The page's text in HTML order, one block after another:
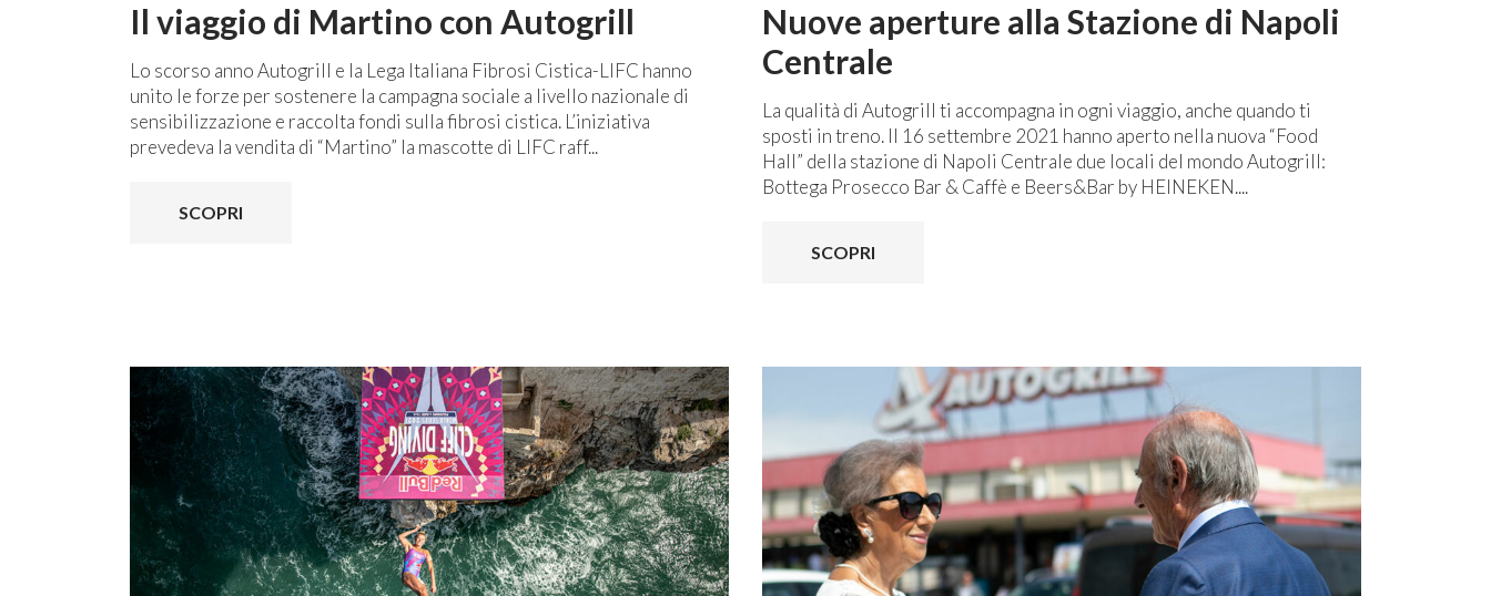
Il viaggio di Martino con Autogrill
Lo scorso anno Autogrill e la Lega Italiana Fibrosi Cistica-LIFC hanno
unito le forze per sostenere la campagna sociale a livello nazionale di
sensibilizzazione e raccolta fondi sulla fibrosi cistica. L’iniziativa
prevedeva la vendita di “Martino” la mascotte di LIFC raff...
SCOPRI
Nuove aperture alla Stazione di Napoli
Centrale
La qualità di Autogrill ti accompagna in ogni viaggio, anche quando ti
sposti in treno. Il 16 settembre 2021 hanno aperto nella nuova “Food
Hall” della stazione di Napoli Centrale due locali del mondo Autogrill:
Bottega Prosecco Bar & Caffè e Beers&Bar by HEINEKEN....
SCOPRI